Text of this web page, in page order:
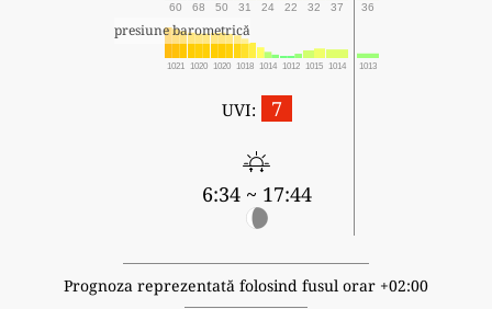
60 68 50 31 24 22 32 37 36
presiune barometrică
1021 1020 1020 1018 1014 1012 1015 1014 1013
UVI: 7
6:34 ~ 17:44
Prognoza reprezentată folosind fusul orar +02:00